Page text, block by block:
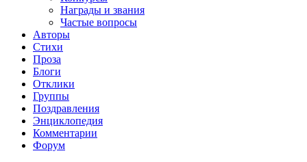
Награды и звания
Частые вопросы
Авторы
Стихи
Проза
Блоги
Отклики
Группы
Поздравления
Энциклопедия
Комментарии
Форум